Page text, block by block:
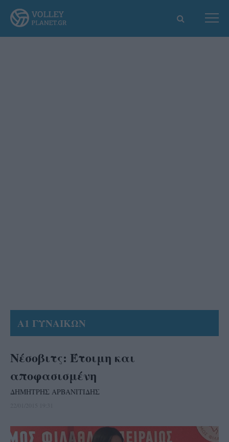
Α1 ΓΥΝΑΙΚΩΝ
Νέσοβιτς: Έτοιμη και
αποφασισμένη
ΔΗΜΗΤΡΗΣ ΑΡΒΑΝΙΤΙΔΗΣ